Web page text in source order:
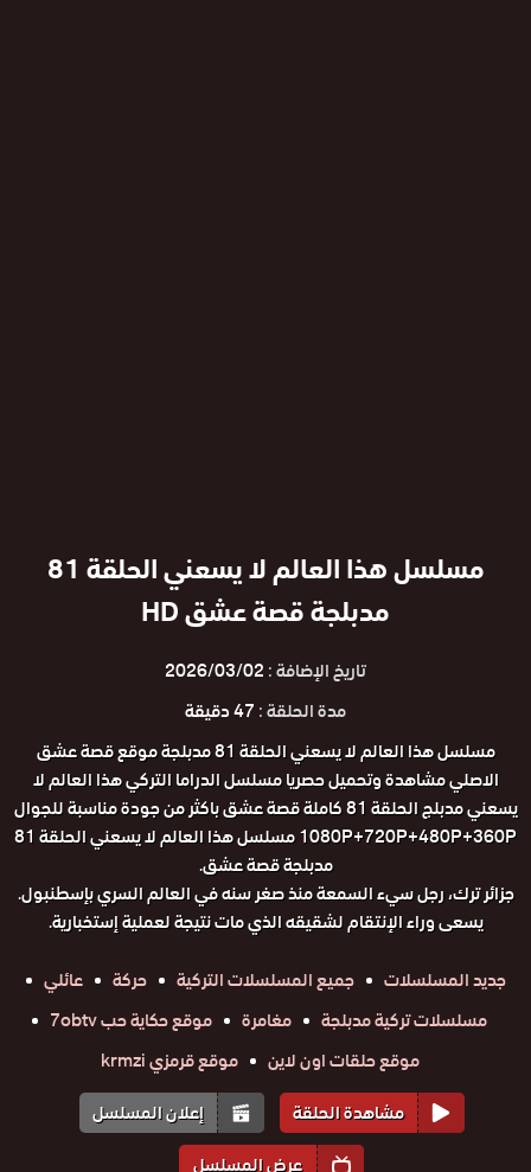
مسلسل هذا العالم لا يسعني الحلقة 81
مدبلجة قصة عشق HD
تاريخ الإضافة :2026/03/02
مدة الحلقة :47 دقيقة
مسلسل هذا العالم لا يسعني الحلقة 81 مدبلجة موقع قصة عشق
الاصلي مشاهدة وتحميل حصريا مسلسل الدراما التركي هذا العالم لا
يسعني مدبلج الحلقة 81 كاملة قصة عشق باكثر من جودة مناسبة للجوال
1080P+720P+480P+360P مسلسل هذا العالم لا يسعني الحلقة 81
مدبلجة قصة عشق.
جزائر ترك، رجل سيء السمعة منذ صغر سنه في العالم السري بإسطنبول.
يسعى وراء الإنتقام لشقيقه الذي مات نتيجة لعملية إستخبارية.
جديد المسلسلات
جميع المسلسلات التركية حركة
عائلي
مسلسلات تركية مدبلجة
مغامرة
موقع حكاية حب 7obtv
موقع حلقات اون لاين
موقع قرمزي krmzi
مشاهدة الحلقة
إعلان المسلسل
عرض المسلسل